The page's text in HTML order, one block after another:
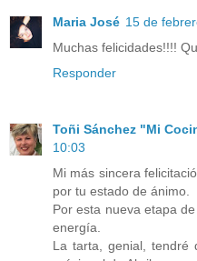
Maria José 15 de
Muchas felicidades!!!!
Responder
Toñi Sánchez "Mi
10:03
Mi más sincera
por tu estado de ánimo.
Por esta nueva etapa
energía.
La tarta, genial, tendré